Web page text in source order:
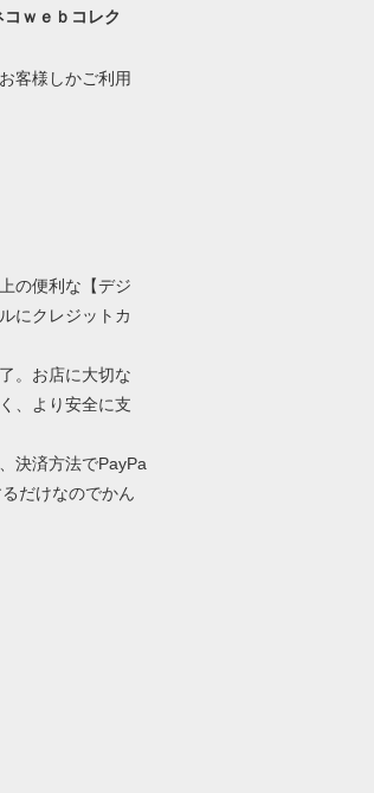
ｗｅｂコレク
客様しかご利用
の便利な【デジ
にクレジットカ
。お店に大切な
、より安全に支
決済方法でPayPa
だけなのでかん